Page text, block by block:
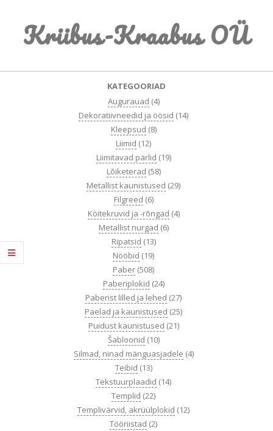
contentKriibus-Kraabus OÜ
KATEGOORIAD
Augurauad (4)
Dekoratiivneedid ja öösid (14)
Kleepsud (8)
Liimid (12)
Liimitavad pärlid (19)
Lõiketerad (58)
Metallist kaunistused (29)
Filgreed (6)
Köitekruvid ja -rõngad (4)
Metallist nurgad (6)
Ripatsid (13)
Nööbid (19)
Paber (508)
Paberiplokid (24)
Paberist lilled ja lehed (27)
Paelad ja kaunistused (25)
Puidust kaunistused (21)
Šabloonid (10)
Silmad, ninad mänguasjadele (4)
Teibid (13)
Tekstuurplaadid (14)
Templid (22)
Templivärvid, akrüülplokid (12)
Tööriistad (2)